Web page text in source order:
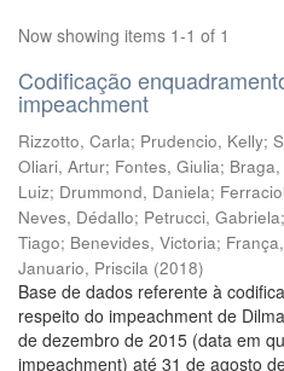
Now showing items 1-1 of 1
Codificação
impeachment
Rizzotto, Carla; Prudencio, Kelly;
Oliari, Artur; Fontes, Giulia;
Luiz; Drummond, Daniela;
Neves, Dédallo; Petrucci, Gabriela;
Tiago; Benevides, Victoria;
Januario, Priscila (2018)
Base de dados referente à
respeito do impeachment de
de dezembro de 2015 (data em
impeachment) até 31 de agosto